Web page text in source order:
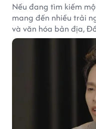
Nếu đang tìm kiếm
mang đến nhiều trải
và văn hóa bản địa,
chắc chắn là lựa chọn